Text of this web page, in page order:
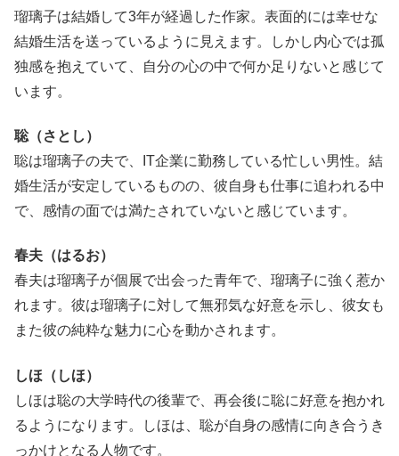
瑠璃子は結婚して3年が経過した作家。表面的には幸せな
結婚生活を送っているように見えます。しかし内心では孤
独感を抱えていて、自分の心の中で何か足りないと感じて
います。
聡（さとし）
聡は瑠璃子の夫で、IT企業に勤務している忙しい男性。結
婚生活が安定しているものの、彼自身も仕事に追われる中
で、感情の面では満たされていないと感じています。
春夫（はるお）
春夫は瑠璃子が個展で出会った青年で、瑠璃子に強く惹か
れます。彼は瑠璃子に対して無邪気な好意を示し、彼女も
また彼の純粋な魅力に心を動かされます。
しほ（しほ）
しほは聡の大学時代の後輩で、再会後に聡に好意を抱かれ
るようになります。しほは、聡が自身の感情に向き合うき
っかけとなる人物です。